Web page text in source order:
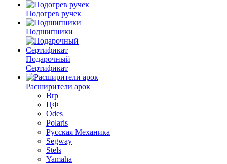
Подогрев ручек
Подшипники
Подарочный
Сертификат
Расширители арок
Brp
ЦФ
Odes
Polaris
Русская Механика
Segway
Stels
Yamaha